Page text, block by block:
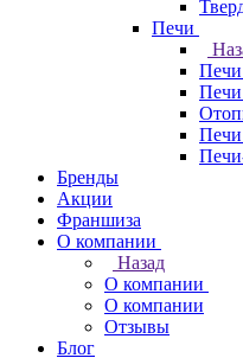
Печи
Печи
Печи
Печи
Бренды
Акции
Франшиза
О компании
Назад
О компании
О компании
Отзывы
Блог